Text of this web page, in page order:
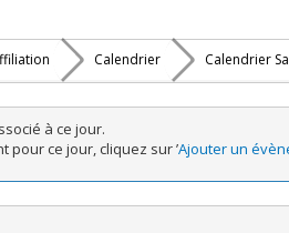
Calendrier Calendrier
à ce jour.
pour ce jour, cliquez sur ’Ajouter un